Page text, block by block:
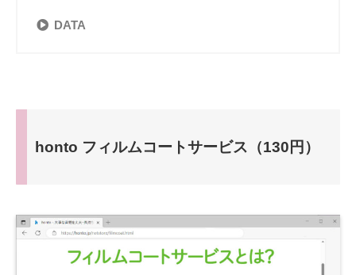
DATA
honto フィルムコートサービス（130円）